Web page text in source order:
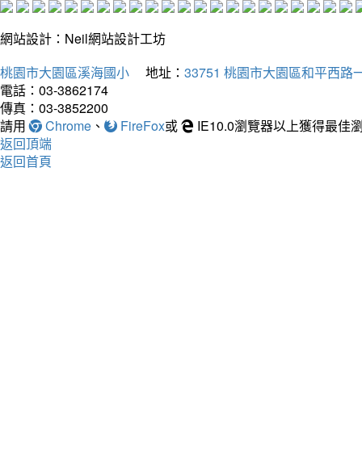
網站設計：Neil網站設計工坊
桃園市大園區溪海國小
地址： 33751 桃園市大園區和平西路
電話：03-3862174
傳真：03-3852200
請用
Chrome 、 FireFox或
IE10.0瀏覽器以上獲得最佳
返回頂端
返回首頁